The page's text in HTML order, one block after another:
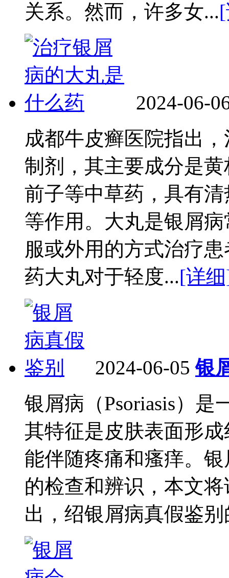
关系。然而，许多女...
2024-06-
成都牛皮癣医院指出
制剂，其主要成分是
前子等中草药，具有
等作用。大丸是银屑
服或外用的方式治疗
药大丸对于轻度...[详
2024-06-05 银
银屑病（Psoriasis）
其特征是皮肤表面形
能伴随疼痛和瘙痒。
的检查和辨识，本文
出，绍银屑病真假鉴